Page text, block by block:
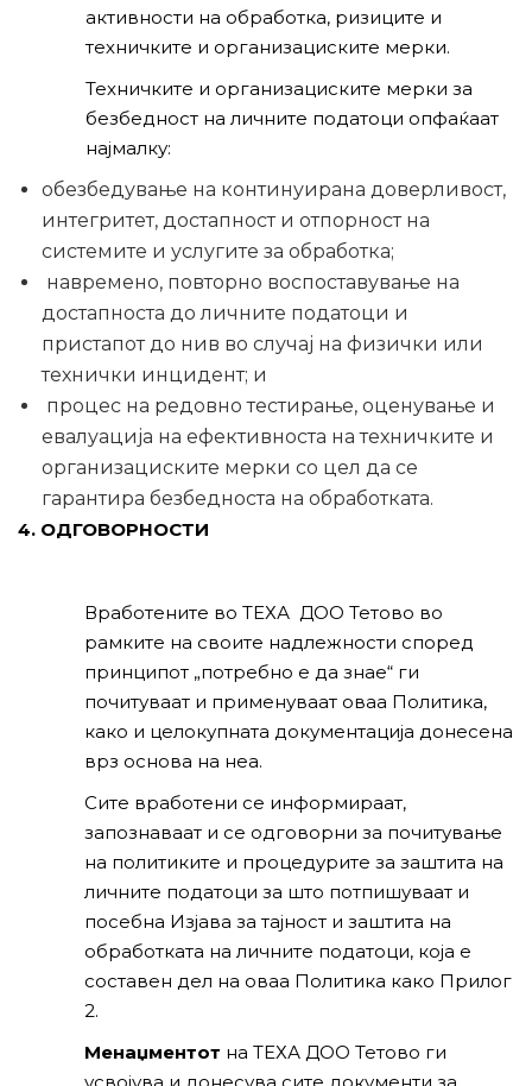
активности на обработка, ризиците и
техничките и организациските мерки.
Техничките и организациските мерки за
безбедност на личните податоци опфаќаат
најмалку:
обезбедување на континуирана доверливост,
интегритет, достапност и отпорност на
системите и услугите за обработка;
навремено, повторно воспоставување на
достапноста до личните податоци и
пристапот до нив во случај на физички или
технички инцидент; и
процес на редовно тестирање, оценување и
евалуација на ефективноста на техничките и
организациските мерки со цел да се
гарантира безбедноста на обработката.
4. ОДГОВОРНОСТИ
Вработените во ТЕХА ДОО Тетово во
рамките на своите надлежности според
принципот „потребно е да знае“ ги
почитуваат и применуваат оваа Политика,
како и целокупната документација донесена
врз основа на неа.
Сите вработени се информираат,
запознаваат и се одговорни за почитување
на политиките и процедурите за заштита на
личните податоци за што потпишуваат и
посебна Изјава за тајност и заштита на
обработката на личните податоци, која е
составен дел на оваа Политика како Прилог
2.
Менаџментот на ТЕХА ДОО Тетово ги